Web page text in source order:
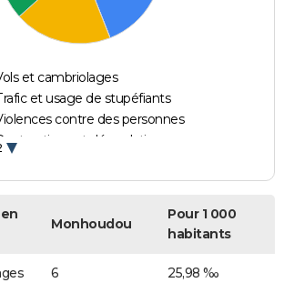
et cambriolages
et usage de stupéfiants
contre des personnes
et dégradations
Monhoudou
Pour 1 000
habitants
6 25,98 ‰